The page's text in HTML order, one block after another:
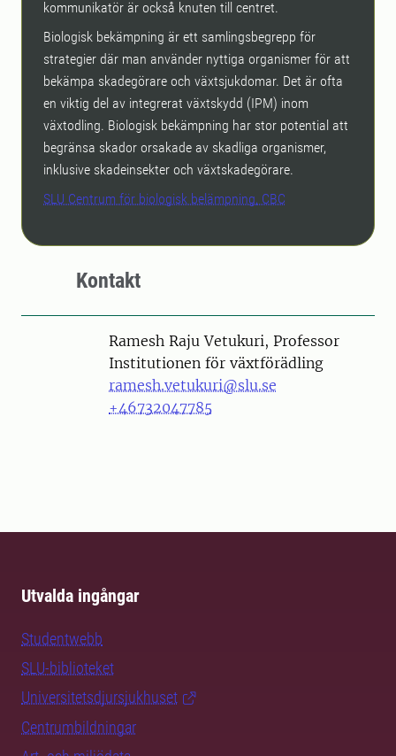
kommunikatör är också knuten till centret.
Biologisk bekämpning är ett samlingsbegrepp för
strategier där man använder nyttiga organismer för att
bekämpa skadegörare och växtsjukdomar. Det är ofta
en viktig del av integrerat växtskydd (IPM) inom
växtodling. Biologisk bekämpning har stor potential att
begränsa skador orsakade av skadliga organismer,
inklusive skadeinsekter och växtskadegörare.
SLU Centrum för biologisk belämpning, CBC
Kontakt
PersonRamesh Raju Vetukuri, Professor
Institutionen för växtförädling
ramesh.vetukuri@slu.se
+46732047785
Utvalda ingångar
Studentwebb
SLU-biblioteket
Universitetsdjursjukhuset
Centrumbildningar